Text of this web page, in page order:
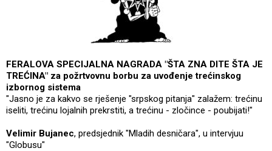
FERALOVA SPECIJALNA NAGRADA "ŠTA ZNA DITE ŠTA JE
TREĆINA" za požrtvovnu borbu za uvođenje trećinskog
izbornog sistema
"Jasno je za kakvo se rješenje "srpskog pitanja" zalažem: trećinu
iseliti, trećinu lojalnih prekrstiti, a trećinu - zločince - poubijati!"
Velimir Bujanec, predsjednik "Mladih desničara", u intervjuu
"Globusu"